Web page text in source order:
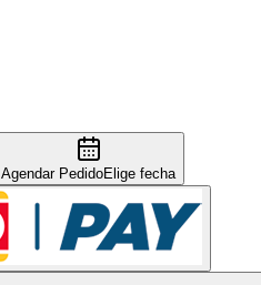
Agendar PedidoElige fecha